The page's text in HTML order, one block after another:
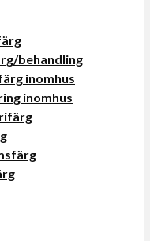
behandling
inomhus
inomhus